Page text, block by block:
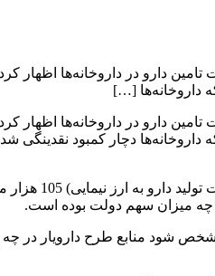
خبری با اصحاب رسانه درباره وضعیت تامین دارو
داروخانه‌ها […]
خبری با اصحاب رسانه درباره وضعیت تامین دارو
دچار کمبود نقدینگی
وی افزود: در سال جاری
شود منابع طرح دارویار در